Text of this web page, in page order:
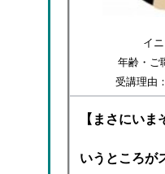
イ
年齢・ご
受講理由
【まさにい
いうところが